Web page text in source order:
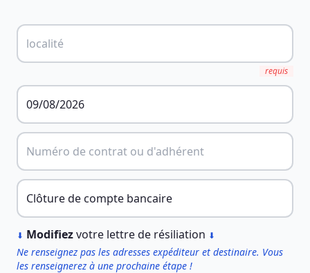
requis
⬇ Modifiezvotre lettre de résiliation ⬇
Ne renseignez pas les adresses expéditeur et destinaire. Vous
les renseignerez à une prochaine étape !